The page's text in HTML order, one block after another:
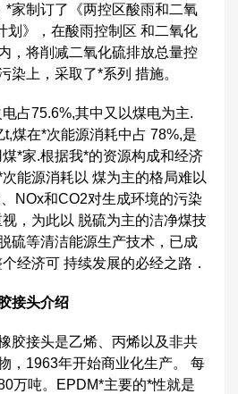
*家制订了《两控区酸雨和二氧
划》，在酸雨控制区 和二氧化
，将削减二氧化硫排放总量控
染上，采取了*系列 措施。
占75.6%,其中又以煤电为主.
煤在*次能源消耗中占 78%,是
*家.根据我*的资源构成和经济
能源消耗以 煤为主的格局难以
NOx和CO2对生成环境的污染
，为此以 脱硫为主的洁净煤技
硫等清洁能源生产技术，已成
经济可 持续发展的必经之路．
接头介绍
胶接头是乙烯、丙烯以及非共
，1963年开始商业化生产。 每
万吨。EPDM*主要的*性就是